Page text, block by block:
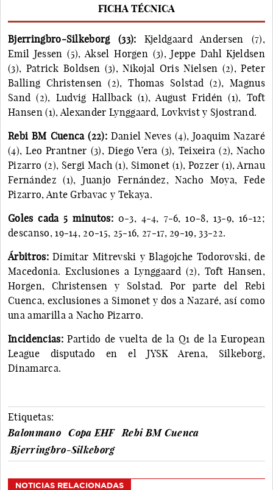
FICHA TÉCNICA
Bjerringbro-Silkeborg (33): Kjeldgaard Andersen (7),
Emil Jessen (5), Aksel Horgen (3), Jeppe Dahl Kjeldsen
(3), Patrick Boldsen (3), Nikojal Oris Nielsen (2), Peter
Balling Christensen (2), Thomas Solstad (2), Magnus
Sand (2), Ludvig Hallback (1), August Fridén (1), Toft
Hansen (1), Alexander Lynggaard, Lovkvist y Sjostrand.
Rebi BM Cuenca (22):Daniel Neves (4), Joaquim Nazaré
(4), Leo Prantner (3), Diego Vera (3), Teixeira (2), Nacho
Pizarro (2), Sergi Mach (1), Simonet (1), Pozzer (1), Arnau
Fernández (1), Juanjo Fernández, Nacho Moya, Fede
Pizarro, Ante Grbavac y Tekaya.
Goles cada 5 minutos:0-3, 4-4, 7-6, 10-8, 13-9, 16-12;
descanso, 19-14, 20-15, 25-16, 27-17, 29-19, 33-22.
Árbitros:Dimitar Mitrevski y Blagojche Todorovski, de
Macedonia. Exclusiones a Lynggaard (2), Toft Hansen,
Horgen, Christensen y Solstad. Por parte del Rebi
Cuenca, exclusiones a Simonet y dos a Nazaré, así como
una amarilla a Nacho Pizarro.
Incidencias:Partido de vuelta de la Q1 de la European
League disputado en el JYSK Arena, Silkeborg,
Dinamarca.
Etiquetas:
Balonmano
Copa EHF
Rebi BM Cuenca
Bjerringbro-Silkeborg
NOTICIAS RELACIONADAS